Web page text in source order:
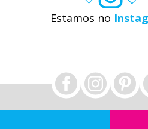
Estamos no